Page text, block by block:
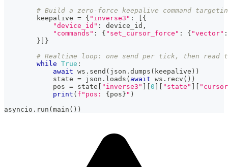
# Build a zero-force keepalive command
        keepalive
= { "inverse3" :
{
"device_id" : device_id ,
"commands" : { "set_cursor_force" : { "vector" :
}
}
# Realtime loop: one send per tick, then read
while True :
await ws . send ( json . dumps ( keepalive ) )
            state
= json . loads ( await ws . recv ( ) )
            pos
= state "inverse3" 0 "state"
print ( f"pos: { pos } " )
asyncio . run ( main ( ) )